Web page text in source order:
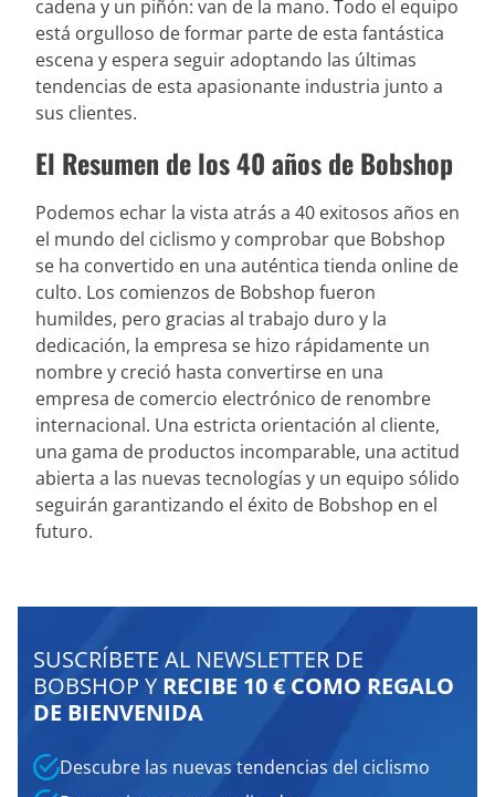
cadena y un piñón: van de la mano. Todo el equipo
está orgulloso de formar parte de esta fantástica
escena y espera seguir adoptando las últimas
tendencias de esta apasionante industria junto a
sus clientes.
El Resumen de los 40 años de Bobshop
Podemos echar la vista atrás a 40 exitosos años en
el mundo del ciclismo y comprobar que Bobshop
se ha convertido en una auténtica tienda online de
culto. Los comienzos de Bobshop fueron
humildes, pero gracias al trabajo duro y la
dedicación, la empresa se hizo rápidamente un
nombre y creció hasta convertirse en una
empresa de comercio electrónico de renombre
internacional. Una estricta orientación al cliente,
una gama de productos incomparable, una actitud
abierta a las nuevas tecnologías y un equipo sólido
seguirán garantizando el éxito de Bobshop en el
futuro.
SUSCRÍBETE AL NEWSLETTER DE
BOBSHOP Y RECIBE 10 € COMO REGALO
DE BIENVENIDA
Descubre las nuevas tendencias del ciclismo